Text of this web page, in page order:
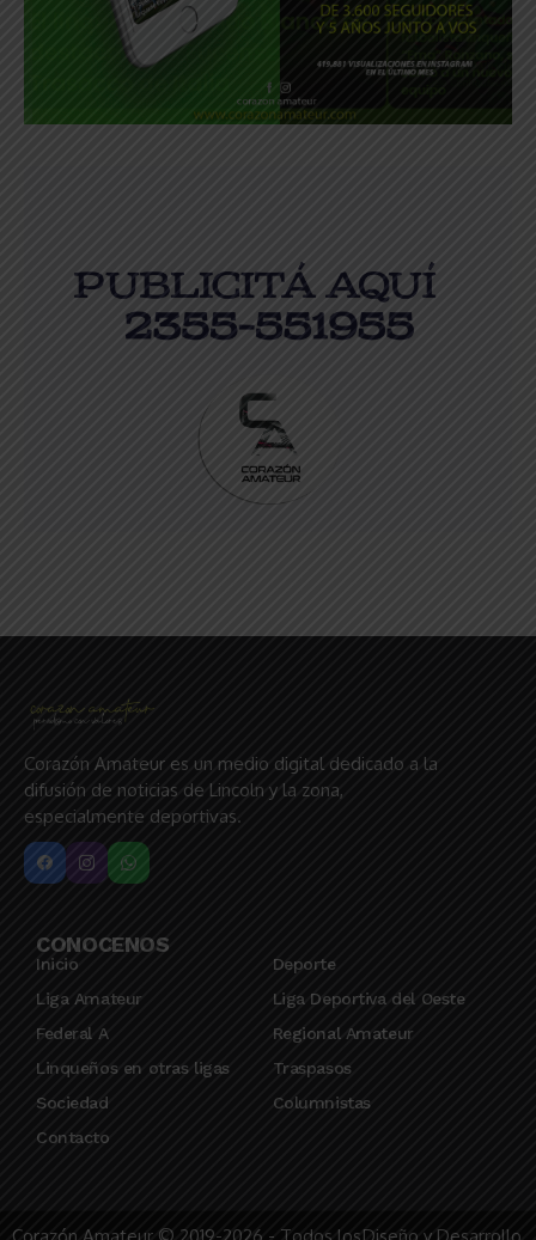
Corazón Amateur es un medio digital dedicado a la
difusión de noticias de Lincoln y la zona,
especialmente deportivas.
CONOCENOS
Inicio
Deporte
Liga Amateur
Liga Deportiva del Oeste
Federal A
Regional Amateur
Linqueños en otras ligas
Traspasos
Sociedad
Columnistas
Contacto